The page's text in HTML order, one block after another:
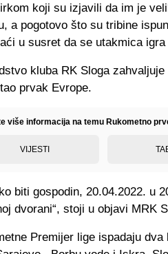
koji su izjavili da im je
a pogotovo što su tribine
u susret da se utakmica igra
kluba RK Sloga
prvak Evrope.
više informacija na temu Rukometno
VIJESTI
biti gospodin, 20.04.2022. u
dvorani“, stoji u objavi MRK
Premijer lige ispadaju